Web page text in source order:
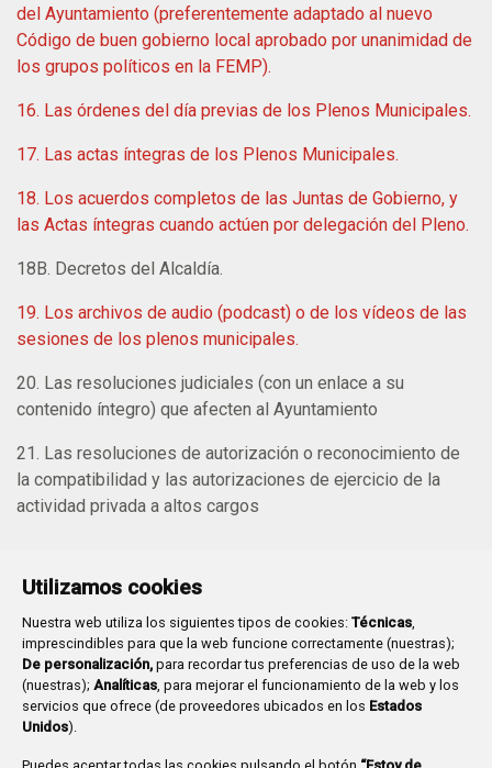
Utilizamos cookies
Nuestra web utiliza los siguientes tipos de cookies: Técnicas,
imprescindibles para que la web funcione correctamente (nuestras);
De personalización, para recordar tus preferencias de uso de la web
(nuestras); Analíticas, para mejorar el funcionamiento de la web y los
servicios que ofrece (de proveedores ubicados en los Estados
Unidos).
del Ayuntamiento (preferentemente adaptado al nuevo
Código de buen gobierno local aprobado por unanimidad de
los grupos políticos en la FEMP).
16. Las órdenes del día previas de los Plenos Municipales.
17. Las actas íntegras de los Plenos Municipales.
18. Los acuerdos completos de las Juntas de Gobierno, y
las Actas íntegras cuando actúen por delegación del Pleno.
18B. Decretos del Alcaldía.
19. Los archivos de audio (podcast) o de los vídeos de las
sesiones de los plenos municipales.
20. Las resoluciones judiciales (con un enlace a su
contenido íntegro) que afecten al Ayuntamiento
21. Las resoluciones de autorización o reconocimiento de
la compatibilidad y las autorizaciones de ejercicio de la
actividad privada a altos cargos
Plaza Mayor 1- 09071BURGOS
947 288 800 CIF:P-0906100-C
CONTACTO | AVISOS, QUEJAS Y SUGERENCIAS